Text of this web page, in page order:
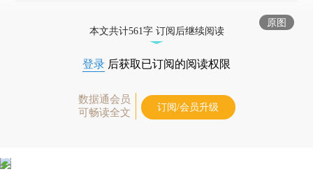
原图
本文共计561字 订阅后继续阅读
登录 后获取已订阅的阅读权限
数据通会员
可畅读全文
订阅/会员升级